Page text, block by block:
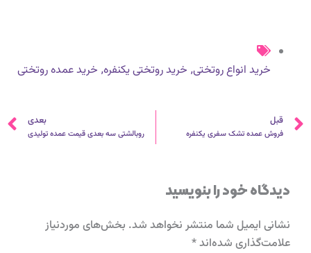
خرید انواع روتختی, خرید روتختی یکنفره, خرید عمده روتختی
قبلی
قبل
فروش عمده تشک سفری یکنفره
بعدی
روبالشتی سه بعدی قیمت عمده تولیدی
دیدگاه‌ خود را بنویسید
نشانی ایمیل شما منتشر نخواهد شد. بخش‌های موردنیاز
علامت‌گذاری شده‌اند*